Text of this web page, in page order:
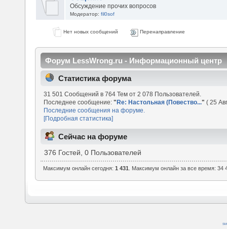
Обсуждение прочих вопросов
Модератор: fil0sof
Нет новых сообщений Перенаправление
Форум LessWrong.ru - Информационный центр
Статистика форума
31 501 Сообщений в 764 Тем от 2 078 Пользователей.
Последнее сообщение:"Re: Настольная (Повество..." ( 25
Последние сообщения на форуме.
[Подробная статистика]
Сейчас на форуме
376 Гостей, 0 Пользователей
Максимум онлайн сегодня:1 431 . Максимум онлайн за все время: 34